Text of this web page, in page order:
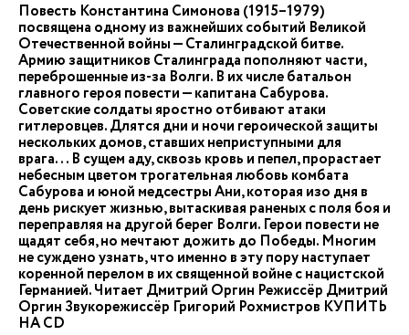
Повесть Константина Симонова (1915–1979)
посвящена одному из важнейших событий Великой
Отечественной войны — Сталинградской битве.
Армию защитников Сталинграда пополняют части,
переброшенные из-за Волги. В их числе батальон
главного героя повести — капитана Сабурова.
Советские солдаты яростно отбивают атаки
гитлеровцев. Длятся дни и ночи героической защиты
нескольких домов, ставших неприступными для
врага... В сущем аду, сквозь кровь и пепел, прорастает
небесным цветом трогательная любовь комбата
Сабурова и юной медсестры Ани, которая изо дня в
день рискует жизнью, вытаскивая раненых с поля боя и
переправляя на другой берег Волги. Герои повести не
щадят себя, но мечтают дожить до Победы. Многим
не суждено узнать, что именно в эту пору наступает
коренной перелом в их священной войне с нацистской
Германией. Читает Дмитрий Оргин Режиссёр Дмитрий
Оргин Звукорежиcсёр Григорий Рохмистров КУПИТЬ
НА CD